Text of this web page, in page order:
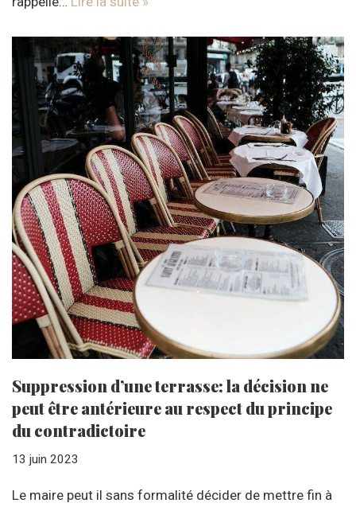
Suppression d’une terrasse: la décision ne
peut être antérieure au respect du principe
du contradictoire
13 juin 2023
Le maire peut il sans formalité décider de mettre fin à